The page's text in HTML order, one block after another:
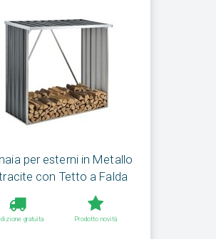
per esterni in Metallo
con Tetto a Falda
gratuita Prodotto novità